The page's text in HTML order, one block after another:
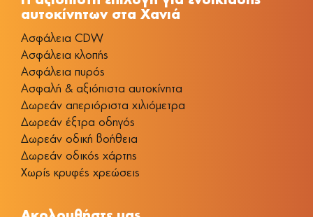
αυτοκίνητων στα Χανιά
Aσφάλεια CDW
Ασφάλεια κλοπής
Ασφάλεια πυρός
Ασφαλή & αξιόπιστα αυτοκίνητα
Δωρεάν απεριόριστα χιλιόμετρα
Δωρεάν έξτρα οδηγός
Δωρεάν οδική βοήθεια
Δωρεάν οδικός χάρτης
Χωρίς κρυφές χρεώσεις